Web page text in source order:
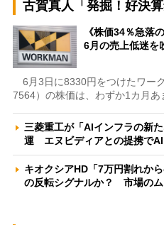
古賀真人「発掘！好決算
《株価34％急落
6月の売上低迷を
6月3日に8330円をつけたワー
7564）の株価は、わずか1カ月
三菱重工が「AIインフラの新
運 エヌビディアとの提携で
キオクシアHD「7万円割れか
の反転シグナルか？ 市場の